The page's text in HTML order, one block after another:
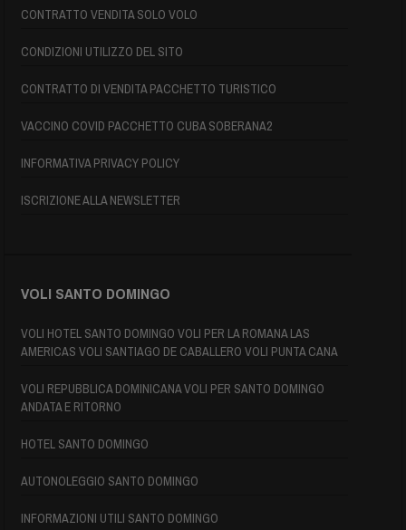
CONTRATTO VENDITA SOLO VOLO
CONDIZIONI UTILIZZO DEL SITO
CONTRATTO DI VENDITA PACCHETTO TURISTICO
VACCINO COVID PACCHETTO CUBA SOBERANA2
INFORMATIVA PRIVACY POLICY
ISCRIZIONE ALLA NEWSLETTER
VOLI SANTO DOMINGO
VOLI HOTEL SANTO DOMINGO VOLI PER LA ROMANA LAS
AMERICAS VOLI SANTIAGO DE CABALLERO VOLI PUNTA CANA
VOLI REPUBBLICA DOMINICANA VOLI PER SANTO DOMINGO
ANDATA E RITORNO
HOTEL SANTO DOMINGO
AUTONOLEGGIO SANTO DOMINGO
INFORMAZIONI UTILI SANTO DOMINGO